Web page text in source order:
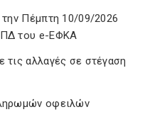
Πέμπτη 10/09/2026
του e-ΕΦΚΑ
αλλαγές σε στέγαση
οφειλών